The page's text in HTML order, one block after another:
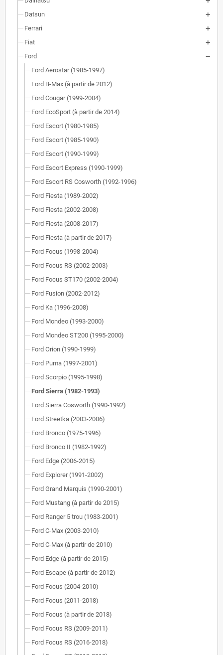
Datsun
Ferrari
Fiat
Ford
Ford Aerostar (1985-1997)
Ford B-Max (à partir de 2012)
Ford Cougar (1999-2004)
Ford EcoSport (à partir de 2014)
Ford Escort (1980-1985)
Ford Escort (1985-1990)
Ford Escort (1990-1999)
Ford Escort Express (1990-1999)
Ford Escort RS Cosworth (1992-1996)
Ford Fiesta (1989-2002)
Ford Fiesta (2002-2008)
Ford Fiesta (2008-2017)
Ford Fiesta (à partir de 2017)
Ford Focus (1998-2004)
Ford Focus RS (2002-2003)
Ford Focus ST170 (2002-2004)
Ford Fusion (2002-2012)
Ford Ka (1996-2008)
Ford Mondeo (1993-2000)
Ford Mondeo ST200 (1995-2000)
Ford Orion (1990-1999)
Ford Puma (1997-2001)
Ford Scorpio (1995-1998)
Ford Sierra (1982-1993)
Ford Sierra Cosworth (1990-1992)
Ford Streetka (2003-2006)
Ford Bronco (1975-1996)
Ford Bronco II (1982-1992)
Ford Edge (2006-2015)
Ford Explorer (1991-2002)
Ford Grand Marquis (1990-2001)
Ford Mustang (à partir de 2015)
Ford Ranger 5 trou (1983-2001)
Ford C-Max (2003-2010)
Ford C-Max (à partir de 2010)
Ford Edge (à partir de 2015)
Ford Escape (à partir de 2012)
Ford Focus (2004-2010)
Ford Focus (2011-2018)
Ford Focus (à partir de 2018)
Ford Focus RS (2009-2011)
Ford Focus RS (2016-2018)